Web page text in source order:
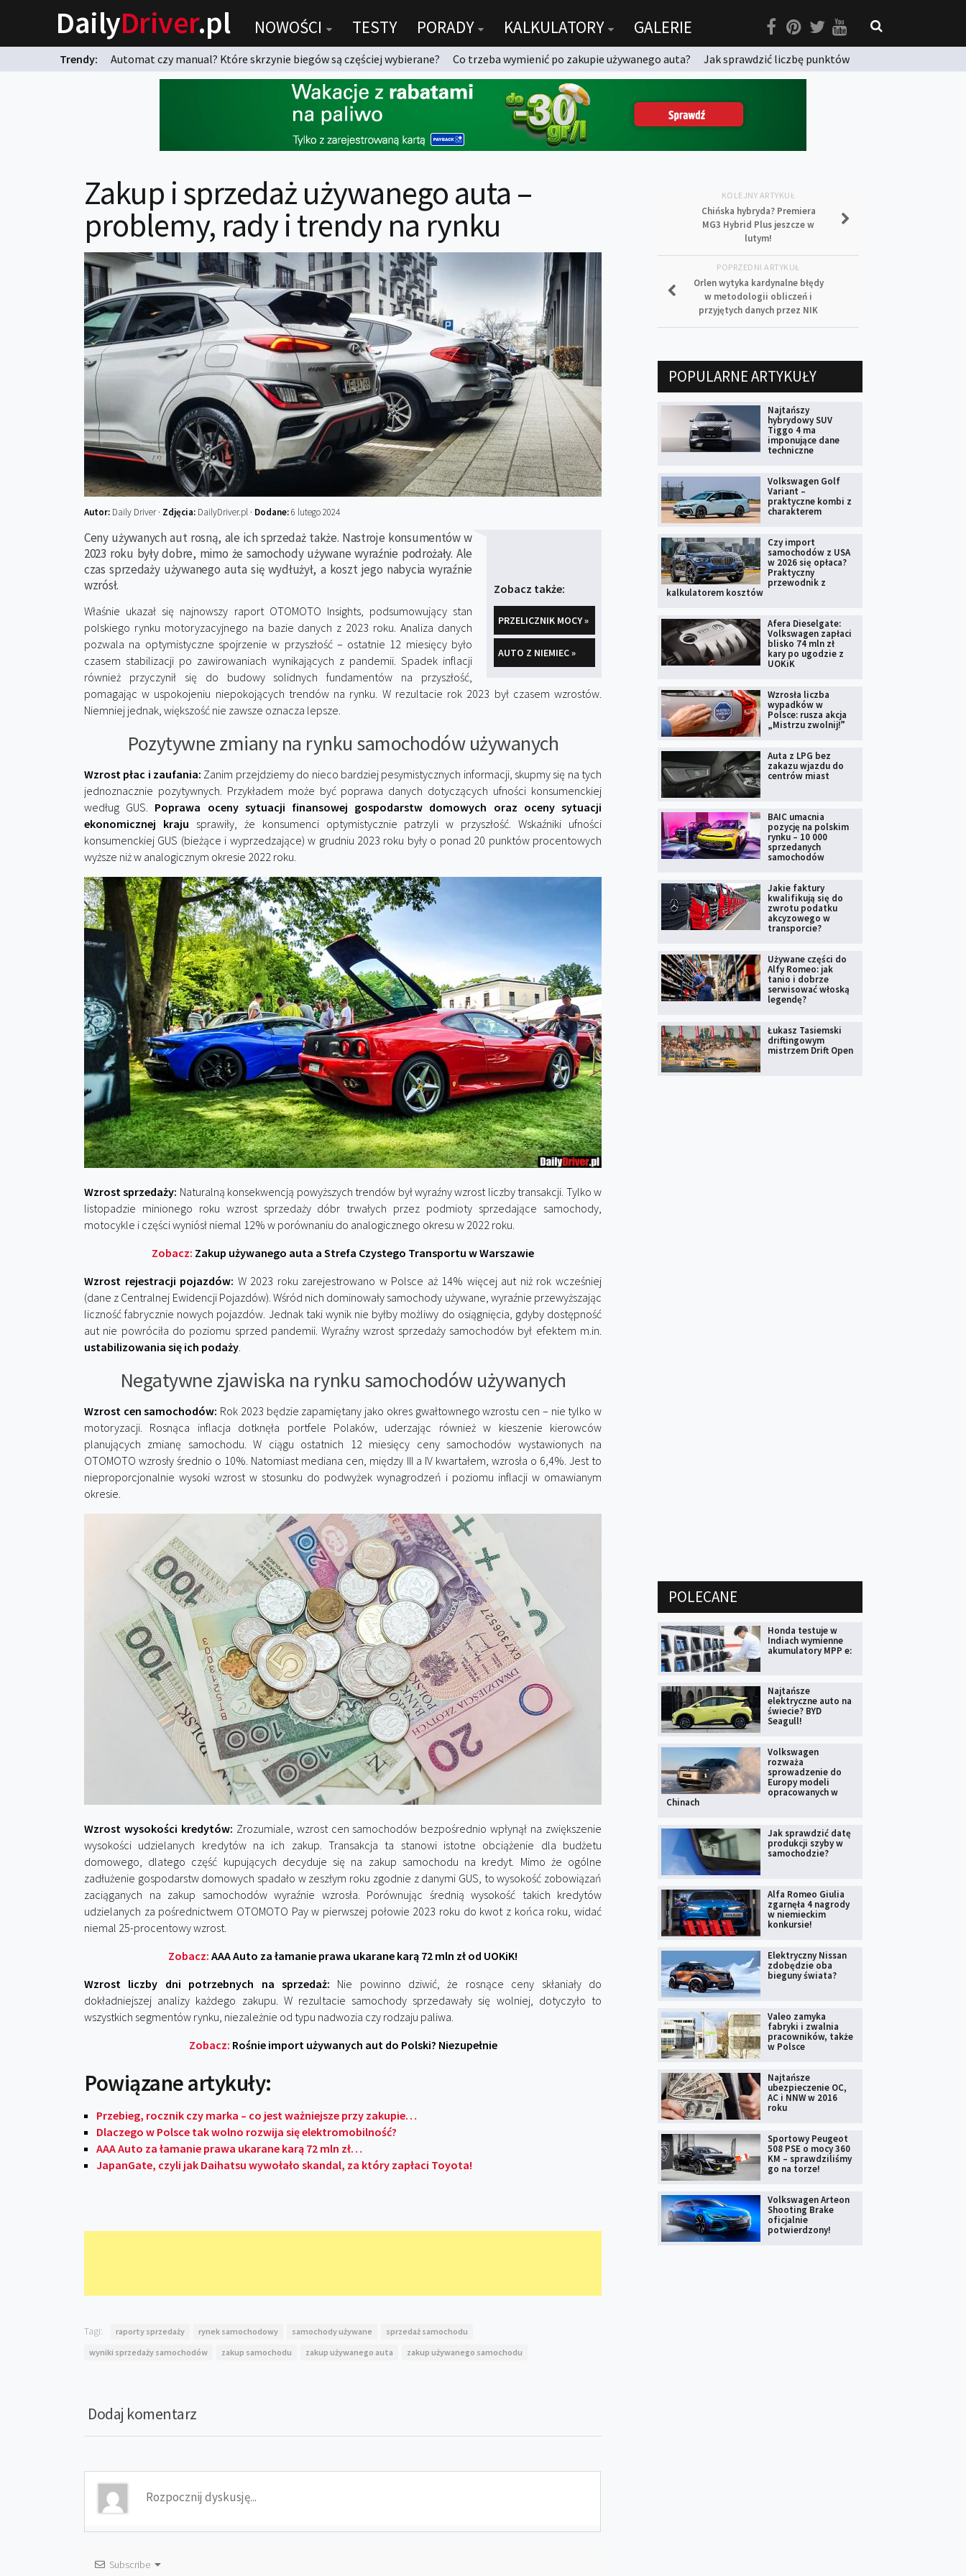
DailyDriver.pl NOWOŚCI TESTY PORADY KALKULATORY GALERIE
Trendy: Automat czy manual? Które skrzynie biegów są częściej wybierane? Co trzeba wymienić po zakupie używanego auta?
Jak sprawdzić liczbę punktów
Zakup i sprzedaż używanego auta –
problemy, rady i trendy na rynku
Autor: Daily Driver · Zdjęcia: DailyDriver.pl · Dodane:6 lutego 2024
Zobacz także:
PRZELICZNIK MOCY »
AUTO Z NIEMIEC »
Ceny używanych aut rosną, ale ich sprzedaż także. Nastroje konsumentów w
2023 roku były dobre, mimo że samochody używane wyraźnie podrożały. Ale
czas sprzedaży używanego auta się wydłużył, a koszt jego nabycia wyraźnie
wzrósł.
Właśnie ukazał się najnowszy raport OTOMOTO Insights, podsumowujący stan
polskiego rynku motoryzacyjnego na bazie danych z 2023 roku. Analiza danych
pozwala na optymistyczne spojrzenie w przyszłość – ostatnie 12 miesięcy było
czasem stabilizacji po zawirowaniach wynikających z pandemii. Spadek inflacji
również przyczynił się do budowy solidnych fundamentów na przyszłość,
pomagając w uspokojeniu niepokojących trendów na rynku. W rezultacie rok 2023 był czasem wzrostów.
Niemniej jednak, większość nie zawsze oznacza lepsze.
Pozytywne zmiany na rynku samochodów używanych
Wzrost płac i zaufania: Zanim przejdziemy do nieco bardziej pesymistycznych informacji, skupmy się na tych
jednoznacznie pozytywnych. Przykładem może być poprawa danych dotyczących ufności konsumenckiej
według GUS. Poprawa oceny sytuacji finansowej gospodarstw domowych oraz oceny sytuacji
ekonomicznej kraju sprawiły, że konsumenci optymistycznie patrzyli w przyszłość. Wskaźniki ufności
konsumenckiej GUS (bieżące i wyprzedzające) w grudniu 2023 roku były o ponad 20 punktów procentowych
wyższe niż w analogicznym okresie 2022 roku.
Wzrost sprzedaży: Naturalną konsekwencją powyższych trendów był wyraźny wzrost liczby transakcji. Tylko w
listopadzie minionego roku wzrost sprzedaży dóbr trwałych przez podmioty sprzedające samochody,
motocykle i części wyniósł niemal 12% w porównaniu do analogicznego okresu w 2022 roku.
Zobacz: Zakup używanego auta a Strefa Czystego Transportu w Warszawie
Wzrost rejestracji pojazdów: W 2023 roku zarejestrowano w Polsce aż 14% więcej aut niż rok wcześniej
(dane z Centralnej Ewidencji Pojazdów). Wśród nich dominowały samochody używane, wyraźnie przewyższając
liczność fabrycznie nowych pojazdów. Jednak taki wynik nie byłby możliwy do osiągnięcia, gdyby dostępność
aut nie powróciła do poziomu sprzed pandemii. Wyraźny wzrost sprzedaży samochodów był efektem m.in.
ustabilizowania się ich podaży.
Negatywne zjawiska na rynku samochodów używanych
Wzrost cen samochodów: Rok 2023 będzie zapamiętany jako okres gwałtownego wzrostu cen – nie tylko w
motoryzacji. Rosnąca inflacja dotknęła portfele Polaków, uderzając również w kieszenie kierowców
planujących zmianę samochodu. W ciągu ostatnich 12 miesięcy ceny samochodów wystawionych na
OTOMOTO wzrosły średnio o 10%. Natomiast mediana cen, między III a IV kwartałem, wzrosła o 6,4%. Jest to
nieproporcjonalnie wysoki wzrost w stosunku do podwyżek wynagrodzeń i poziomu inflacji w omawianym
okresie.
Wzrost wysokości kredytów: Zrozumiale, wzrost cen samochodów bezpośrednio wpłynął na zwiększenie
wysokości udzielanych kredytów na ich zakup. Transakcja ta stanowi istotne obciążenie dla budżetu
domowego, dlatego część kupujących decyduje się na zakup samochodu na kredyt. Mimo że ogólne
zadłużenie gospodarstw domowych spadało w zeszłym roku zgodnie z danymi GUS, to wysokość zobowiązań
zaciąganych na zakup samochodów wyraźnie wzrosła. Porównując średnią wysokość takich kredytów
udzielanych za pośrednictwem OTOMOTO Pay w pierwszej połowie 2023 roku do kwot z końca roku, widać
niemal 25-procentowy wzrost.
Zobacz: AAA Auto za łamanie prawa ukarane karą 72 mln zł od UOKiK!
Wzrost liczby dni potrzebnych na sprzedaż: Nie powinno dziwić, że rosnące ceny skłaniały do
dokładniejszej analizy każdego zakupu. W rezultacie samochody sprzedawały się wolniej, dotyczyło to
wszystkich segmentów rynku, niezależnie od typu nadwozia czy rodzaju paliwa.
Zobacz: Rośnie import używanych aut do Polski? Niezupełnie
Powiązane artykuły:
Przebieg, rocznik czy marka – co jest ważniejsze przy zakupie…
Dlaczego w Polsce tak wolno rozwija się elektromobilność?
AAA Auto za łamanie prawa ukarane karą 72 mln zł…
JapanGate, czyli jak Daihatsu wywołało skandal, za który zapłaci Toyota!
Tagi: raporty sprzedaży rynek samochodowy samochody używane
sprzedaż samochodu
wyniki sprzedaży samochodów
zakup samochodu zakup używanego auta zakup używanego samochodu
Dodaj komentarz
Subscribe
KOLEJNY ARTYKUŁ
Chińska hybryda? Premiera
MG3 Hybrid Plus jeszcze w
lutym!
POPRZEDNI ARTYKUŁ
Orlen wytyka kardynalne błędy
w metodologii obliczeń i
przyjętych danych przez NIK
POPULARNE ARTYKUŁY
Najtańszy
hybrydowy SUV
Tiggo 4 ma
imponujące dane
techniczne
Volkswagen Golf
Variant –
praktyczne kombi z
charakterem
Czy import
samochodów z USA
w 2026 się opłaca?
Praktyczny
przewodnik z
kalkulatorem kosztów
Afera Dieselgate:
Volkswagen zapłaci
blisko 74 mln zł
kary po ugodzie z
UOKiK
Wzrosła liczba
wypadków w
Polsce: rusza akcja
„Mistrzu zwolnij!”
Auta z LPG bez
zakazu wjazdu do
centrów miast
BAIC umacnia
pozycję na polskim
rynku – 10 000
sprzedanych
samochodów
Jakie faktury
kwalifikują się do
zwrotu podatku
akcyzowego w
transporcie?
Używane części do
Alfy Romeo: jak
tanio i dobrze
serwisować włoską
legendę?
Łukasz Tasiemski
driftingowym
mistrzem Drift Open
POLECANE
Honda testuje w
Indiach wymienne
akumulatory MPP e:
Najtańsze
elektryczne auto na
świecie? BYD
Seagull!
Volkswagen
rozważa
sprowadzenie do
Europy modeli
opracowanych w
Chinach
Jak sprawdzić datę
produkcji szyby w
samochodzie?
Alfa Romeo Giulia
zgarnęła 4 nagrody
w niemieckim
konkursie!
Elektryczny Nissan
zdobędzie oba
bieguny świata?
Valeo zamyka
fabryki i zwalnia
pracowników, także
w Polsce
Najtańsze
ubezpieczenie OC,
AC i NNW w 2016
roku
Sportowy Peugeot
508 PSE o mocy 360
KM – sprawdziliśmy
go na torze!
Volkswagen Arteon
Shooting Brake
oficjalnie
potwierdzony!